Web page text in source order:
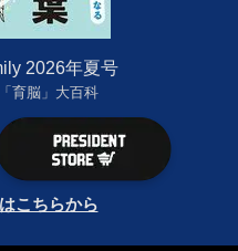
2026年夏号
育脳」大百科
こちらから